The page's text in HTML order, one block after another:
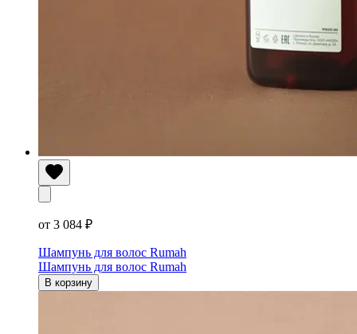
от 3 084 ₽
Шампунь для волос Rumah
Шампунь для волос Rumah
В корзину